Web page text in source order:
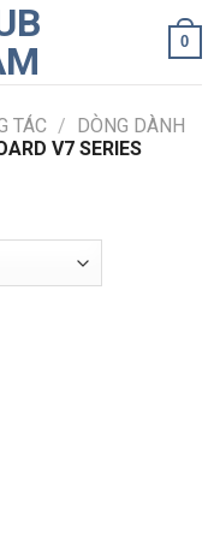
0
TÁC / DÒNG DÀNH
V7 SERIES